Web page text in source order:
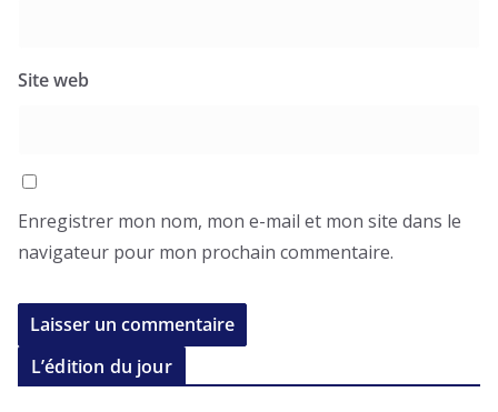
Site web
Enregistrer mon nom, mon e-mail et mon site dans le
navigateur pour mon prochain commentaire.
L’édition du jour